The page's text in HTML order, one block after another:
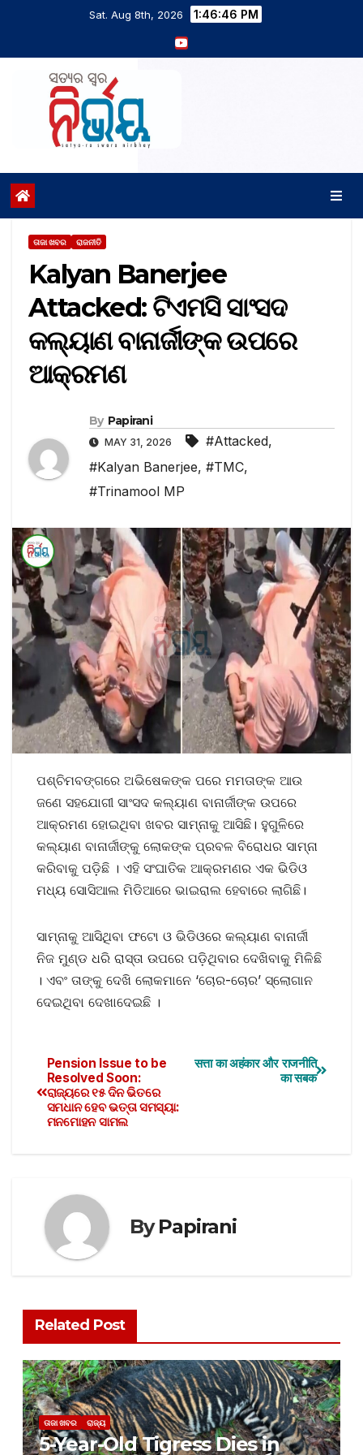
Sat. Aug 8th, 2026 1:46:46 PM
ତାଜା ଖବର ରାଜନୀତି
Kalyan Banerjee
Attacked: ଟିଏମସି ସାଂସଦ
କଲ୍ୟାଣ ବାନାର୍ଜୀଙ୍କ ଉପରେ
ଆକ୍ରମଣ
By Papirani
MAY 31, 2026 #Attacked,
#Kalyan Banerjee, #TMC,
#Trinamool MP
ପଶ୍ଚିମବଙ୍ଗରେ ଅଭିଷେକଙ୍କ ପରେ ମମତାଙ୍କ ଆଉ
ଜଣେ ସହଯୋଗୀ ସାଂସଦ କଲ୍ୟାଣ ବାନାର୍ଜୀଙ୍କ ଉପରେ
ଆକ୍ରମଣ ହୋଇଥିବା ଖବର ସାମ୍ନାକୁ ଆସିଛି। ହୁଗୁଳିରେ
କଲ୍ୟାଣ ବାନାର୍ଜୀଙ୍କୁ ଲୋକଙ୍କ ପ୍ରବଳ ବିରୋଧର ସାମ୍ନା
କରିବାକୁ ପଡ଼ିଛି । ଏହି ସଂଘାତିକ ଆକ୍ରମଣର ଏକ ଭିଡିଓ
ମଧ୍ୟ ସୋସିଆଲ ମିଡିଆରେ ଭାଇରାଲ ହେବାରେ ଲାଗିଛି।
ସାମ୍ନାକୁ ଆସିଥିବା ଫଟୋ ଓ ଭିଡିଓରେ କଲ୍ୟାଣ ବାନାର୍ଜୀ
ନିଜ ମୁଣ୍ଡ ଧରି ରାସ୍ତା ଉପରେ ପଡ଼ିଥିବାର ଦେଖିବାକୁ ମିଳିଛି
। ଏବଂ ତାଙ୍କୁ ଦେଖି ଲୋକମାନେ ‘ଚୋର-ଚୋର’ ସ୍ଲୋଗାନ
ଦେଇଥିବା ଦେଖାଦେଇଛି ।
सत्ता का अहंकार और राजनीति
का सबक
Pension Issue to be
Resolved Soon:
ରାଜ୍ୟରେ ୧୫ ଦିନ ଭିତରେ
ସମଧାନ ହେବ ଭତ୍ତା ସମସ୍ୟା:
ମନମୋହନ ସାମଲ
ByPapirani
Related Post
ତାଜା ଖବର ରାଜ୍ୟ
5-Year-Old Tigress Dies in